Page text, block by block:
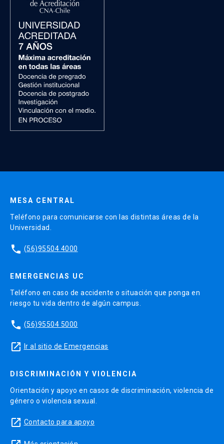
MESA CENTRAL
Teléfono para comunicarse con las distintas áreas de la
Universidad.
phone (56)95504 4000
EMERGENCIAS UC
Teléfono en caso de accidente o situación que ponga en
riesgo tu vida dentro de algún campus.
phone (56)95504 5000
launch Ir al sitio de Emergencias
DISCRIMINACIÓN Y VIOLENCIA
Orientación y apoyo en casos de discriminación, violencia de
género o violencia sexual.
launch Contacto para apoyo